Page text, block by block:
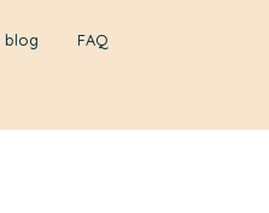
blog FAQ